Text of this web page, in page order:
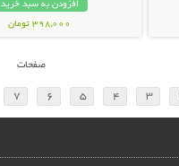
افزودن به سبد خرید
398,000 تومان
صفحات
3
4
5
6
7